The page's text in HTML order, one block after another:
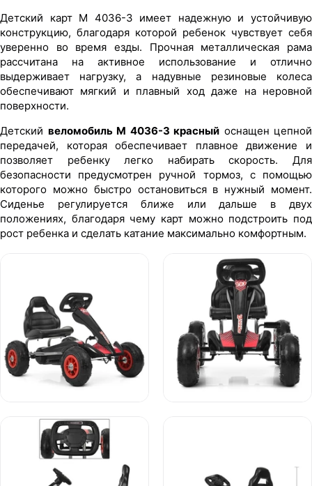
Детский карт M 4036-3 имеет надежную и устойчивую
конструкцию, благодаря которой ребенок чувствует себя
уверенно во время езды. Прочная металлическая рама
рассчитана на активное использование и отлично
выдерживает нагрузку, а надувные резиновые колеса
обеспечивают мягкий и плавный ход даже на неровной
поверхности.
Детский веломобиль M 4036-3 красный оснащен цепной
передачей, которая обеспечивает плавное движение и
позволяет ребенку легко набирать скорость. Для
безопасности предусмотрен ручной тормоз, с помощью
которого можно быстро остановиться в нужный момент.
Сиденье регулируется ближе или дальше в двух
положениях, благодаря чему карт можно подстроить под
рост ребенка и сделать катание максимально комфортным.